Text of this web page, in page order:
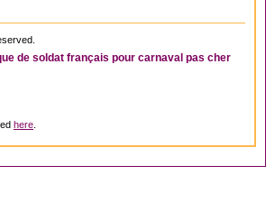
de soldat français pour carnaval pas cher
here